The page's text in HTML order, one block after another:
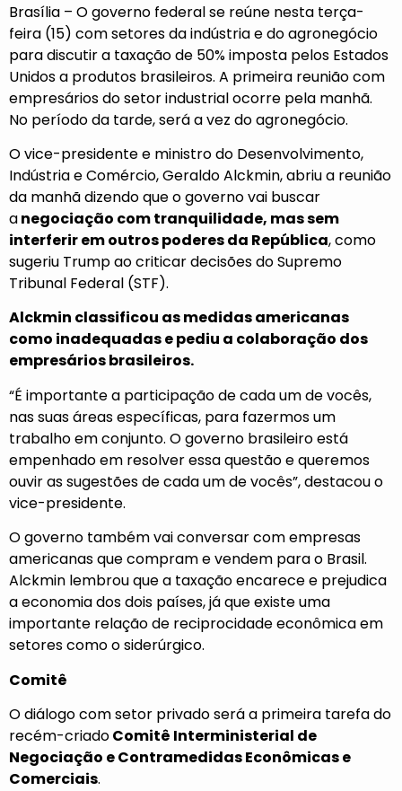
Brasília – O governo federal se reúne nesta terça-
feira (15) com setores da indústria e do agronegócio
para discutir a taxação de 50% imposta pelos Estados
Unidos a produtos brasileiros. A primeira reunião com
empresários do setor industrial ocorre pela manhã.
No período da tarde, será a vez do agronegócio.
O vice-presidente e ministro do Desenvolvimento,
Indústria e Comércio, Geraldo Alckmin, abriu a reunião
da manhã dizendo que o governo vai buscar
anegociação com tranquilidade, mas sem
interferir em outros poderes da República, como
sugeriu Trump ao criticar decisões do Supremo
Tribunal Federal (STF).
Alckmin classificou as medidas americanas
como inadequadas e pediu a colaboração dos
empresários brasileiros.
“É importante a participação de cada um de vocês,
nas suas áreas específicas, para fazermos um
trabalho em conjunto. O governo brasileiro está
empenhado em resolver essa questão e queremos
ouvir as sugestões de cada um de vocês”, destacou o
vice-presidente.
O governo também vai conversar com empresas
americanas que compram e vendem para o Brasil.
Alckmin lembrou que a taxação encarece e prejudica
a economia dos dois países, já que existe uma
importante relação de reciprocidade econômica em
setores como o siderúrgico.
Comitê
O diálogo com setor privado será a primeira tarefa do
recém-criadoComitê Interministerial de
Negociação e Contramedidas Econômicas e
Comerciais.